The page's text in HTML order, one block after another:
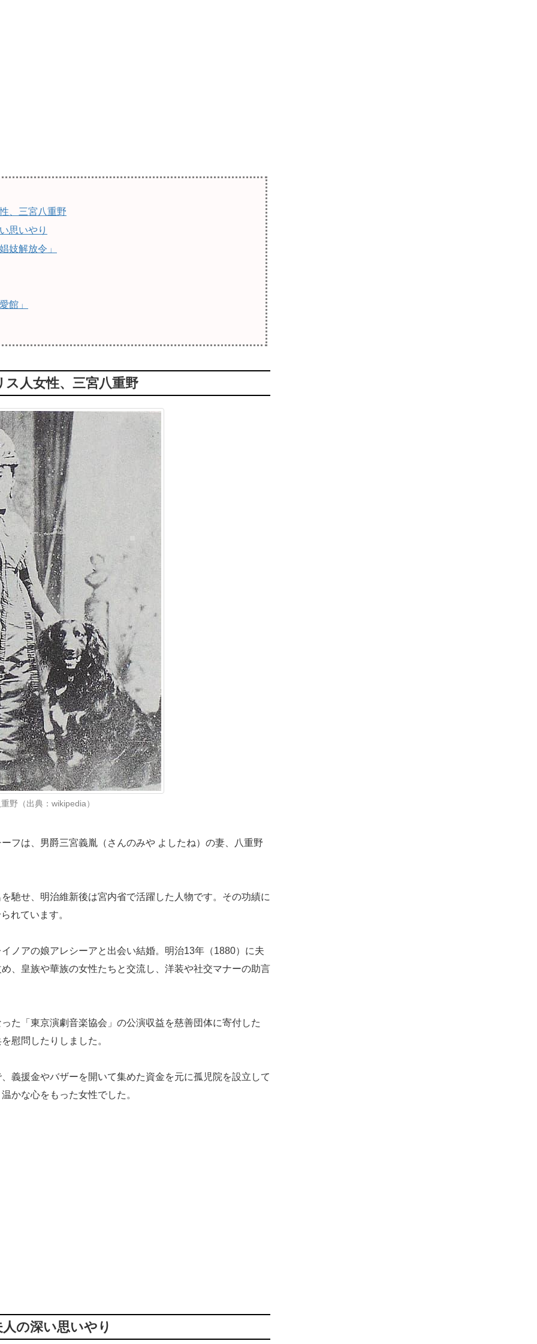
、三宮八重野
思いやり
妓解放令」
館」
人女性、三宮八重野
野（出典：wikipedia）
は、男爵三宮義胤（さんのみや よしたね）の妻、八重野
せ、明治維新後は宮内省で活躍した人物です。その功績に
れています。
アの娘アレシーアと出会い結婚。明治13年（1880）に夫
、皇族や華族の女性たちと交流し、洋装や社交マナーの助言
「東京演劇音楽協会」の公演収益を慈善団体に寄付した
慰問したりしました。
援金やバザーを開いて集めた資金を元に孤児院を設立して
かな心をもった女性でした。
の深い思いやり